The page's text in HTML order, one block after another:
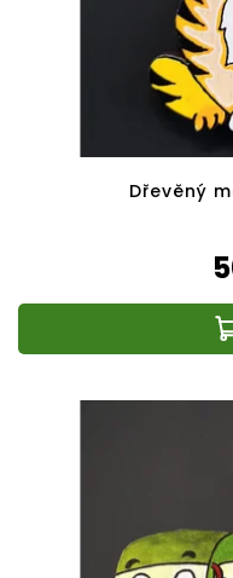
Dřevěný